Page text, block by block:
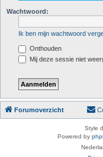
Wachtwoord:
Ik ben mijn wachtwoord
Onthouden
Mij deze sessie niet
Forumoverzicht
Style
Powered by